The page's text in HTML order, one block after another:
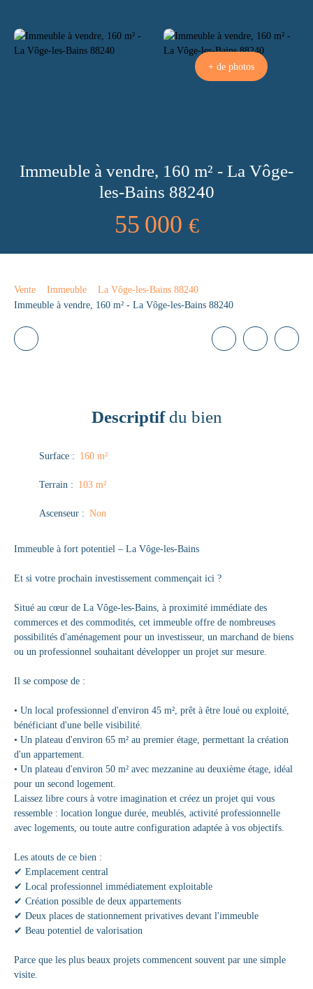
+ de photos
Immeuble à vendre, 160 m² - La Vôge-
les-Bains 88240
55 000 €
Vente Immeuble
La Vôge-les-Bains 88240
Immeuble à vendre, 160 m² - La Vôge-les-Bains 88240
Descriptifdu bien
Surface : 160 m²
Terrain : 103 m²
Ascenseur : Non
Immeuble à fort potentiel – La Vôge-les-Bains
Et si votre prochain investissement commençait ici ?
Situé au cœur de La Vôge-les-Bains, à proximité immédiate des
commerces et des commodités, cet immeuble offre de nombreuses
possibilités d'aménagement pour un investisseur, un marchand de biens
ou un professionnel souhaitant développer un projet sur mesure.
Il se compose de :
• Un local professionnel d'environ 45 m², prêt à être loué ou exploité,
bénéficiant d'une belle visibilité.
• Un plateau d'environ 65 m² au premier étage, permettant la création
d'un appartement.
• Un plateau d'environ 50 m² avec mezzanine au deuxième étage, idéal
pour un second logement.
Laissez libre cours à votre imagination et créez un projet qui vous
ressemble : location longue durée, meublés, activité professionnelle
avec logements, ou toute autre configuration adaptée à vos objectifs.
Les atouts de ce bien :
✔ Emplacement central
✔ Local professionnel immédiatement exploitable
✔ Création possible de deux appartements
✔ Deux places de stationnement privatives devant l'immeuble
✔ Beau potentiel de valorisation
Parce que les plus beaux projets commencent souvent par une simple
visite.